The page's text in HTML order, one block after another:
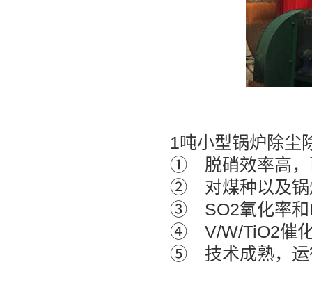
1吨小型锅炉除尘
① 脱硝效率高，
② 对煤种以及锅
③ SO2氧化率和
④ V/W/TiO2催化
⑤ 技术成熟，运